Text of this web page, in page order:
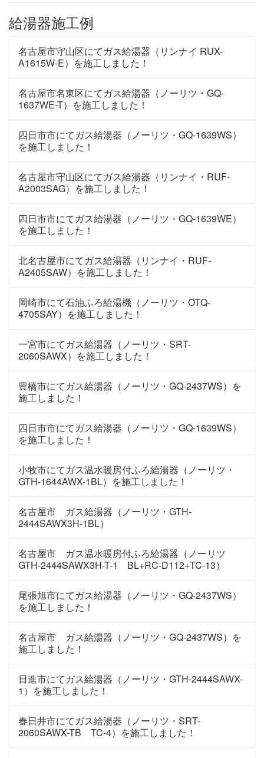
給湯器施工例
名古屋市守山区にてガス給湯器（リンナイ RUX-
A1615W-E）を施工しました！
名古屋市名東区にてガス給湯器（ノーリツ・GQ-
1637WE-T）を施工しました！
四日市市にてガス給湯器（ノーリツ・GQ-1639WS）
を施工しました！
名古屋市守山区にてガス給湯器（リンナイ・RUF-
A2003SAG）を施工しました！
四日市市にてガス給湯器（ノーリツ・GQ-1639WE）
を施工しました！
北名古屋市にてガス給湯器（リンナイ・RUF-
A2405SAW）を施工しました！
岡崎市にて石油ふろ給湯機（ノーリツ・OTQ-
4705SAY）を施工しました！
一宮市にてガス給湯器（ノーリツ・SRT-
2060SAWX）を施工しました！
豊橋市にてガス給湯器（ノーリツ・GQ-2437WS）を
施工しました！
四日市市にてガス給湯器（ノーリツ・GQ-1639WS）
を施工しました！
小牧市にてガス温水暖房付ふろ給湯器（ノーリツ・
GTH-1644AWX-1BL）を施工しました！
名古屋市 ガス給湯器（ノーリツ・GTH-
2444SAWX3H-1BL）
名古屋市 ガス温水暖房付ふろ給湯器（ノーリツ
GTH-2444SAWX3H-T-1 BL+RC-D112+TC-13）
尾張旭市にてガス給湯器（ノーリツ・GQ-2437WS）
を施工しました！
名古屋市 ガス給湯器（ノーリツ・GQ-2437WS）を
施工しました！
日進市にてガス給湯器（ノーリツ・GTH-2444SAWX-
1）を施工しました！
春日井市にてガス給湯器（ノーリツ・SRT-
2060SAWX-TB TC-4）を施工しました！